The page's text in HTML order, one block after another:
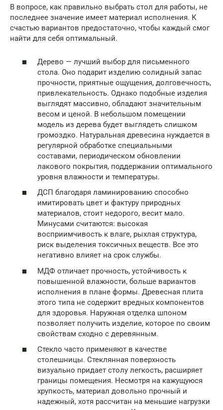
В вопросе, как правильно выбрать стол для работы, не
последнее значение имеет материал исполнения. К
счастью вариантов предостаточно, чтобы каждый смог
найти для себя оптимальный.
Дерево — лучший выбор для письменного
стола. Оно подарит изделию солидный запас
прочности, приятные ощущения, долговечность,
привлекательность. Однако подобные изделия
выглядят массивно, обладают значительным
весом и ценой. В небольшом помещении
модель из дерева будет выглядеть слишком
громоздко. Натуральная древесина нуждается в
регулярной обработке специальными
составами, периодическом обновлении
лакового покрытия, поддержании оптимального
уровня влажности и температуры.
ДСП благодаря ламинированию способно
имитировать цвет и фактуру природных
материалов, стоит недорого, весит мало.
Минусами считаются: высокая
восприимчивость к влаге, рыхлая структура,
риск выделения токсичных веществ. Все это
негативно влияет на срок службы.
МДФ отличает прочность, устойчивость к
повышенной влажности, больше вариантов
исполнения в плане формы. Древесная плита
этого типа не содержит вредных компонентов
для здоровья. Наружная отделка шпоном
позволяет получить изделие, которое по своим
свойствам сходно с деревянным.
Стекло часто применяют в качестве
столешницы. Стеклянная поверхность
визуально придает столу легкость, расширяет
границы помещения. Несмотря на кажущуюся
хрупкость, материал довольно прочный и
надежный, хотя рассчитан на меньшие нагрузки